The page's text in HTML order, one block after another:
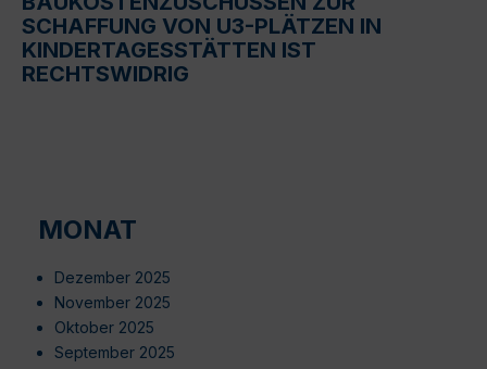
SCHAFFUNG VON U3-PLÄTZEN IN
KINDERTAGESSTÄTTEN IST
RECHTSWIDRIG
MONAT
Dezember 2025
November 2025
Oktober 2025
September 2025